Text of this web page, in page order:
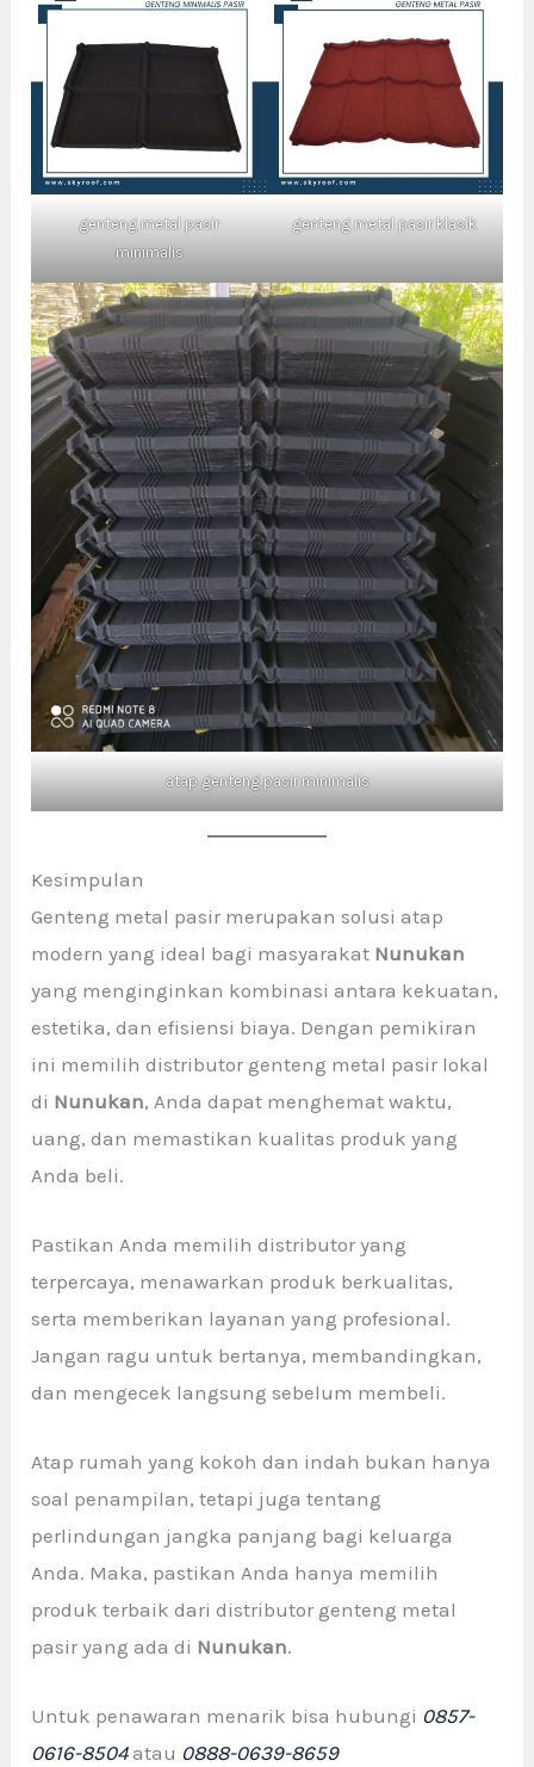
genteng metal pasir
minimalis
genteng metal pasir klasik
atap genteng pasir minimalis
Kesimpulan
Genteng metal pasir merupakan solusi atap
modern yang ideal bagi masyarakat Nunukan
yang menginginkan kombinasi antara kekuatan,
estetika, dan efisiensi biaya. Dengan pemikiran
ini memilih distributor genteng metal pasir lokal
di Nunukan, Anda dapat menghemat waktu,
uang, dan memastikan kualitas produk yang
Anda beli.
Pastikan Anda memilih distributor yang
terpercaya, menawarkan produk berkualitas,
serta memberikan layanan yang profesional.
Jangan ragu untuk bertanya, membandingkan,
dan mengecek langsung sebelum membeli.
Atap rumah yang kokoh dan indah bukan hanya
soal penampilan, tetapi juga tentang
perlindungan jangka panjang bagi keluarga
Anda. Maka, pastikan Anda hanya memilih
produk terbaik dari distributor genteng metal
pasir yang ada di Nunukan.
Untuk penawaran menarik bisa hubungi 0857-
0616-8504atau 0888-0639-8659